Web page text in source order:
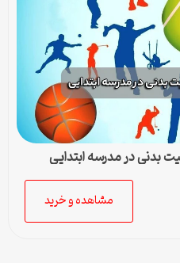
بدنی در مدرسه ابتدایی
مشاهده و خرید